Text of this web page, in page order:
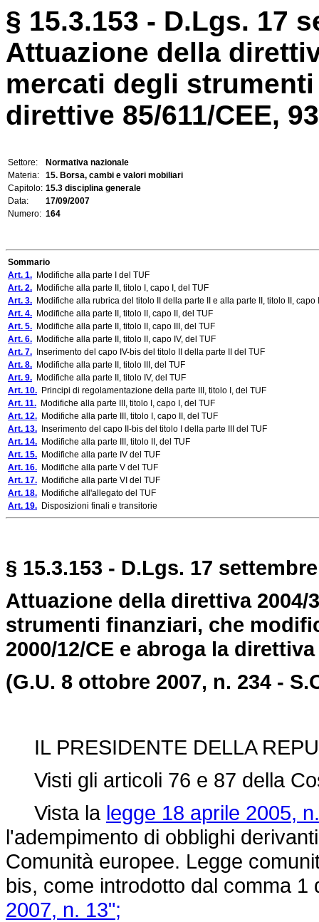
§ 15.3.153 - D.Lgs. 17
Attuazione della
mercati degli
direttive 85/611/CEE,
Settore:
Normativa nazionale
Materia:
15. Borsa, cambi e valori mobiliari
Capitolo: 15.3 disciplina generale
Data:
17/09/2007
Numero: 164
Sommario
Art. 1. Modifiche alla parte I del TUF
Art. 2. Modifiche alla parte II, titolo I, capo I, del TUF
Art. 3. Modifiche alla rubrica del titolo II della parte II e alla parte II, titolo II, capo
Art. 4. Modifiche alla parte II, titolo II, capo II, del TUF
Art. 5. Modifiche alla parte II, titolo II, capo III, del TUF
Art. 6. Modifiche alla parte II, titolo II, capo IV, del TUF
Art. 7. Inserimento del capo IV-bis del titolo II della parte II del TUF
Art. 8. Modifiche alla parte II, titolo III, del TUF
Art. 9. Modifiche alla parte II, titolo IV, del TUF
Art. 10. Principi di regolamentazione della parte III, titolo I, del TUF
Art. 11. Modifiche alla parte III, titolo I, capo I, del TUF
Art. 12. Modifiche alla parte III, titolo I, capo II, del TUF
Art. 13. Inserimento del capo II-bis del titolo I della parte III del TUF
Art. 14. Modifiche alla parte III, titolo II, del TUF
Art. 15. Modifiche alla parte IV del TUF
Art. 16. Modifiche alla parte V del TUF
Art. 17. Modifiche alla parte VI del TUF
Art. 18. Modifiche all'allegato del TUF
Art. 19. Disposizioni finali e transitorie
§ 15.3.153 - D.Lgs. 17
Attuazione della direttiva 2004/
strumenti finanziari, che
2000/12/CE e abroga la direttiva
(G.U. 8 ottobre 2007, n. 234 -
IL PRESIDENTE DELLA
Visti gli articoli 76 e 87 della
Vista la legge 18 aprile 2005,
l'adempimento di obblighi
Comunità europee. Legge
bis, come introdotto dal comma
2007, n. 13";